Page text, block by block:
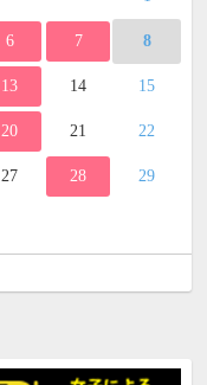
6 7 8
13 14 15
20 21 22
27 28 29